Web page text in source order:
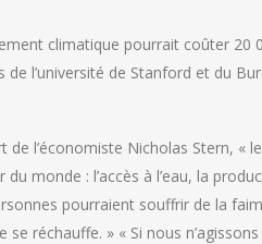
climatique pourrait coûter 20
de l’université de Stanford et du
de l’économiste Nicholas Stern,
monde : l’accès à l’eau, la
pourraient souffrir de la
réchauffe. » « Si nous